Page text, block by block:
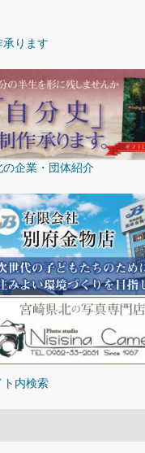
承ります
の企業・団体紹介
ト内検索